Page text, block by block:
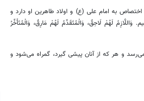
به امام علی (ع) و اولاد طاهرین او دارد و
وَاللَّازِمُ لَهُمْ لَاحِقٌ، وَالْمُتَقَدِّمُ لَهُمْ مَارِقٌ، وَالْمُتَأَخِّرُ
و هر که از آنان پیشی گیرد، گمراه می‌شود و